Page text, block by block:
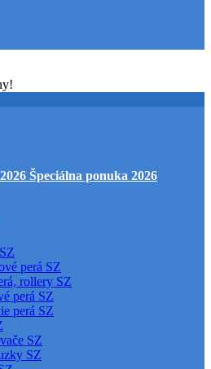
Špeciálna ponuka 2026
perá SZ
rollery SZ
perá SZ
perá SZ
SZ
SZ